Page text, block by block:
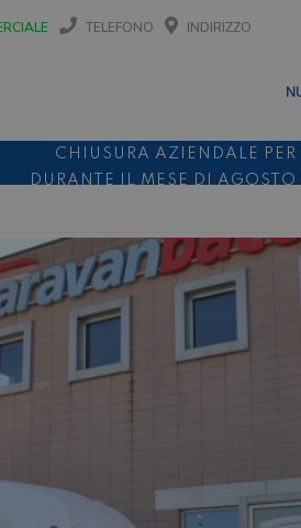
TELEFONO INDIRIZZO
CHIUSURA AZIENDALE
DURANTE IL MESE DI